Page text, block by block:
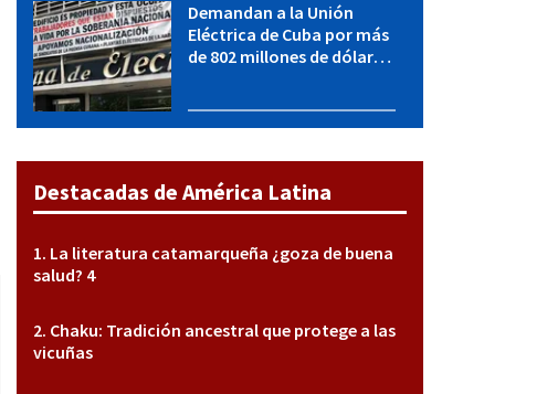
Demandan a la Unión
Eléctrica de Cuba por más
de 802 millones de dólares
Destacadas de América Latina
La literatura catamarqueña ¿goza de buena
salud? 4
Chaku: Tradición ancestral que protege a las
vicuñas